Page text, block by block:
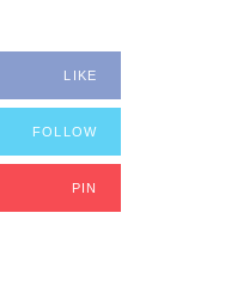
LIKE
FOLLOW
PIN